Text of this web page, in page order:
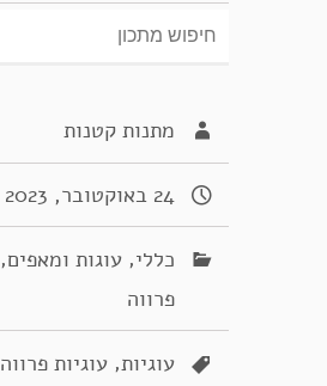
מתנות קטנות
24 באוקטובר, 2023
כללי, עוגות ומאפים,
פרווה
עוגיות, עוגיות פרווה